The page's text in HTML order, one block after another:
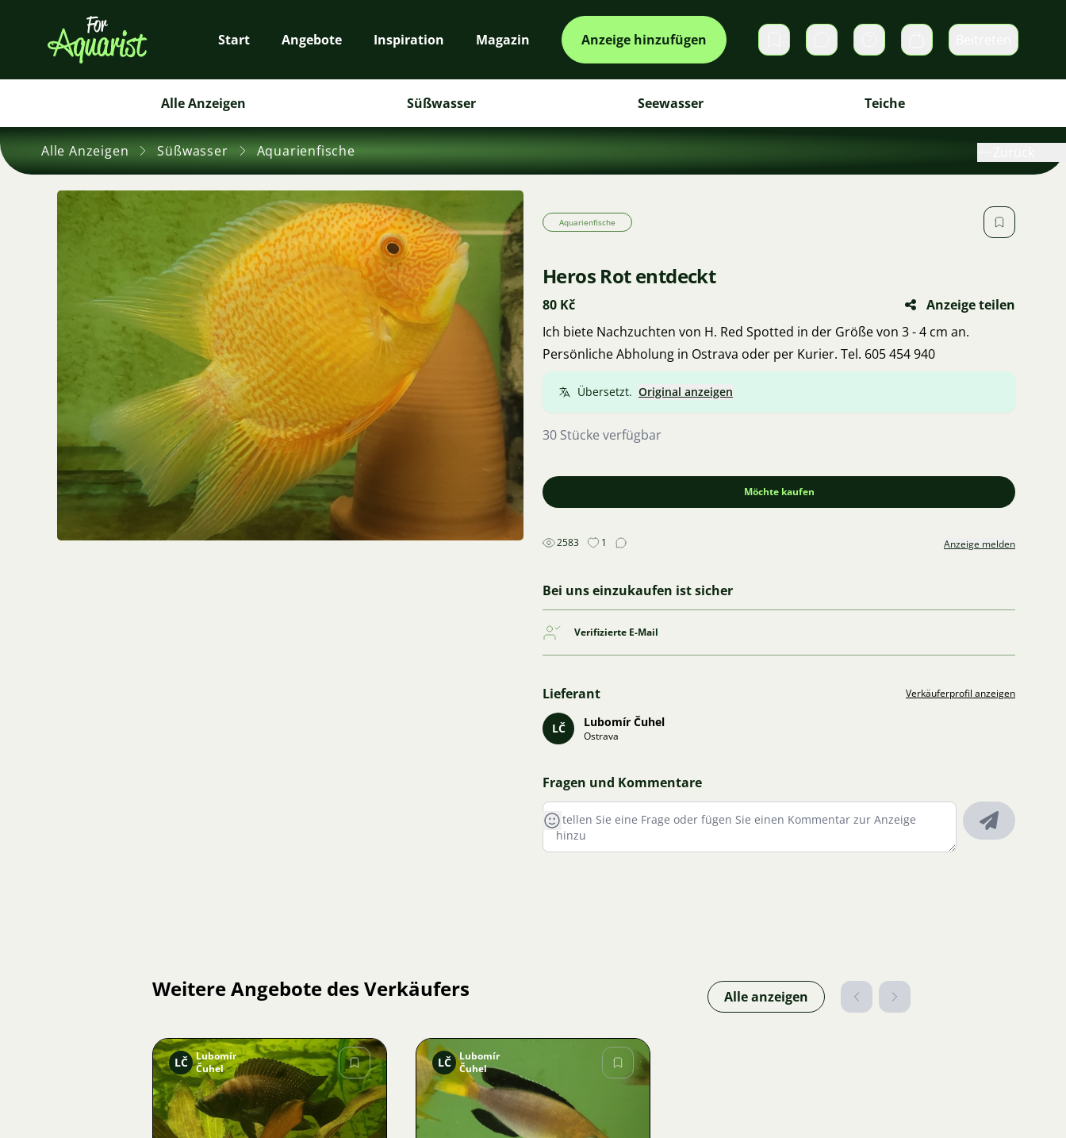
Start Angebote Inspiration Magazin Anzeige hinzufügen DirektnachrichtenWarenkorb
Alle Anzeigen Süßwasser Seewasser Teiche
Alle Anzeigen Süßwasser Aquarienfische
Aquarienfische
Heros Rot entdeckt
80 Kč
Anzeige teilen
Ich biete Nachzuchten von H. Red Spotted in der Größe von 3 - 4 cm an.
Persönliche Abholung in Ostrava oder per Kurier. Tel. 605 454 940
Übersetzt. Original anzeigen
30 Stücke verfügbar
Möchte kaufen
2583 1 Anzeige melden
Bei uns einzukaufen ist sicher
Verifizierte E-Mail
Lieferant Verkäuferprofil anzeigen
LČ Lubomír Čuhel
Ostrava
Fragen und Kommentare
Weitere Angebote des Verkäufers Alle anzeigen
Bild
LČ
Lubomír
Čuhel
Bild
LČ
Lubomír
Čuhel